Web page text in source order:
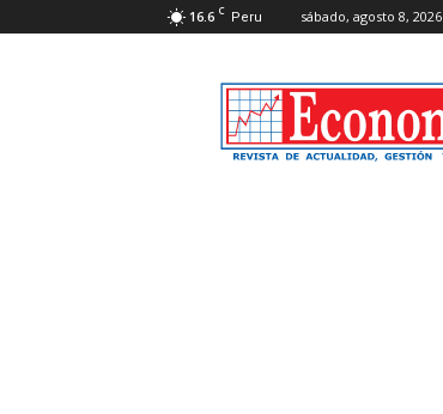
16.6 C Peru sábado, agosto 8, 2026
Revista
Economía